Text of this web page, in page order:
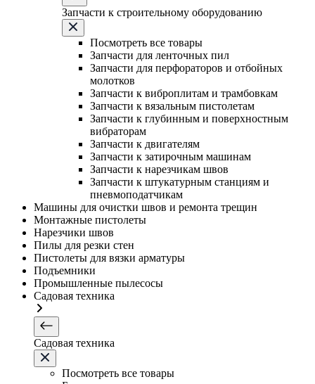
Запчасти к строительному оборудованию
Посмотреть все товары
Запчасти для ленточных пил
Запчасти для перфораторов и отбойных
молотков
Запчасти к виброплитам и трамбовкам
Запчасти к вязальным пистолетам
Запчасти к глубинным и поверхностным
вибраторам
Запчасти к двигателям
Запчасти к затирочным машинам
Запчасти к нарезчикам швов
Запчасти к штукатурным станциям и
пневмоподатчикам
Машины для очистки швов и ремонта трещин
Монтажные пистолеты
Нарезчики швов
Пилы для резки стен
Пистолеты для вязки арматуры
Подъемники
Промышленные пылесосы
Садовая техника
Садовая техника
Посмотреть все товары